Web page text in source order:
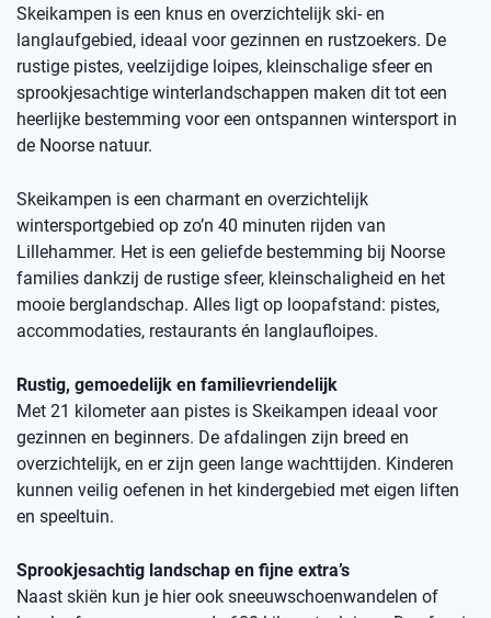
Skeikampen is een knus en overzichtelijk ski- en
langlaufgebied, ideaal voor gezinnen en rustzoekers. De
rustige pistes, veelzijdige loipes, kleinschalige sfeer en
sprookjesachtige winterlandschappen maken dit tot een
heerlijke bestemming voor een ontspannen wintersport in
de Noorse natuur.
Skeikampen is een charmant en overzichtelijk
wintersportgebied op zo’n 40 minuten rijden van
Lillehammer. Het is een geliefde bestemming bij Noorse
families dankzij de rustige sfeer, kleinschaligheid en het
mooie berglandschap. Alles ligt op loopafstand: pistes,
accommodaties, restaurants én langlaufloipes.
Rustig, gemoedelijk en familievriendelijk
Met 21 kilometer aan pistes is Skeikampen ideaal voor
gezinnen en beginners. De afdalingen zijn breed en
overzichtelijk, en er zijn geen lange wachttijden. Kinderen
kunnen veilig oefenen in het kindergebied met eigen liften
en speeltuin.
Sprookjesachtig landschap en fijne extra’s
Naast skiën kun je hier ook sneeuwschoenwandelen of